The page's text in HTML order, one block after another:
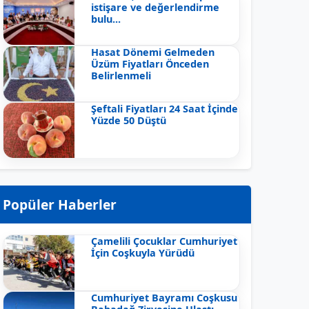
istişare ve değerlendirme
bulu...
Hasat Dönemi Gelmeden
Üzüm Fiyatları Önceden
Belirlenmeli
Şeftali Fiyatları 24 Saat İçinde
Yüzde 50 Düştü
Popüler Haberler
Çamelili Çocuklar Cumhuriyet
İçin Coşkuyla Yürüdü
Cumhuriyet Bayramı Coşkusu